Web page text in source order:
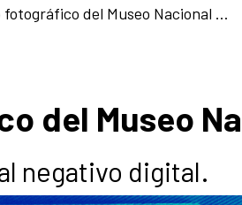
Archivo fotográfico del Museo Nacional del Prado
del Museo
negativo digital.